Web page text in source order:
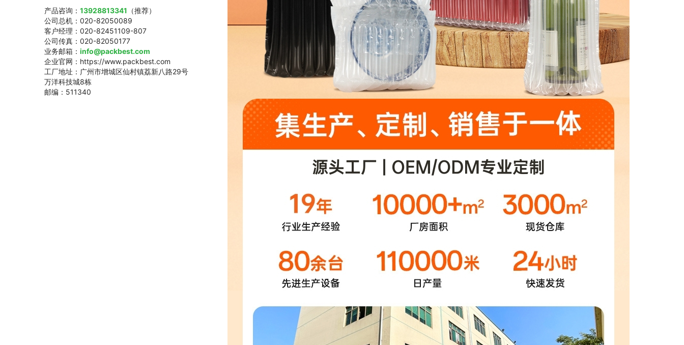
产品咨询： 13928813341 （推荐）
公司总机：020-82050089
客户经理：020-82451109-807
公司传真：020-82050177
业务邮箱： info@packbest.com
企业官网：https://www.packbest.com
工厂地址：广州市增城区仙村镇荔新八路29号
万洋科技城8栋
邮编：511340